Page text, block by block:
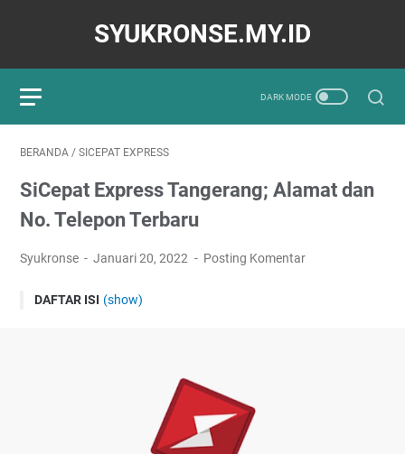
SYUKRONSE.MY.ID
BERANDA / SICEPAT EXPRESS
SiCepat Express Tangerang; Alamat dan
No. Telepon Terbaru
Syukronse Januari 20, 2022 Posting Komentar
DAFTAR ISI (show)
Sicepat Ekspres Sangiang
SiCepat Ekspres Batu Ceper
PT. Sicepat Ekspres Ciledug PuriBeta